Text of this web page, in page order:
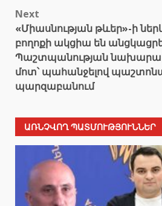
Next
«Միասնության թևեր»-ի
բողոքի ակցիա են
Պաշտպանության
մոտ՝ պահանջելով
պարզաբանում
ԱՌՆՉՎՈՂ ՊԱՏՄՈՒԹՅՈՒՆՆԵՐ